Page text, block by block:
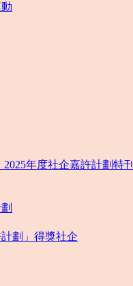
2025年度社企嘉許計劃特刊
劃」得獎社企